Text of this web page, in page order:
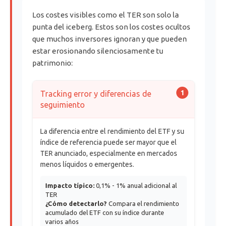
Los costes visibles como el TER son solo la
punta del iceberg. Estos son los costes ocultos
que muchos inversores ignoran y que pueden
estar erosionando silenciosamente tu
patrimonio:
1
Tracking error y diferencias de
seguimiento
La diferencia entre el rendimiento del ETF y su
índice de referencia puede ser mayor que el
TER anunciado, especialmente en mercados
menos líquidos o emergentes.
Impacto típico: 0,1% - 1% anual adicional al
TER
¿Cómo detectarlo? Compara el rendimiento
acumulado del ETF con su índice durante
varios años